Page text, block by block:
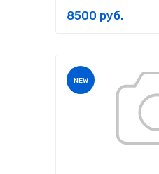
8500 руб.
NEW